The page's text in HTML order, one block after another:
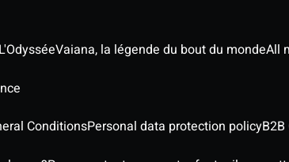
L'OdysséeVaiana, la légende du bout du mondeAll
ConditionsPersonal data protection policy